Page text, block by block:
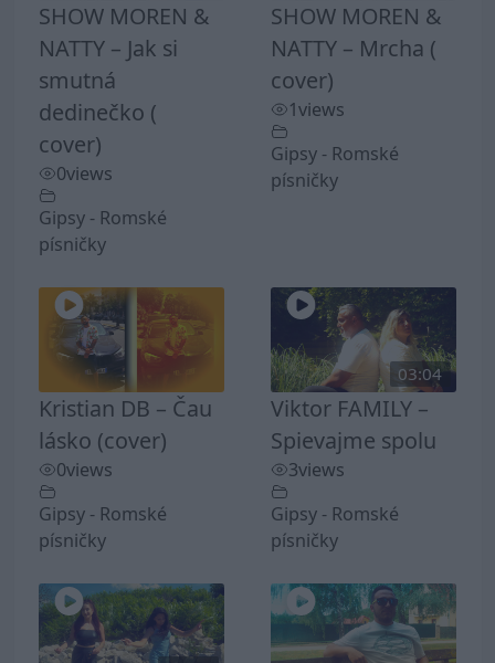
SHOW MOREN &
NATTY – Jak si
smutná
dedinečko (
cover)
0views
Gipsy - Romské
písničky
SHOW MOREN &
NATTY – Mrcha (
cover)
1views
Gipsy - Romské
písničky
Kristian DB – Čau
lásko (cover)
0views
Gipsy - Romské
písničky
03:04
Viktor FAMILY –
Spievajme spolu
3views
Gipsy - Romské
písničky